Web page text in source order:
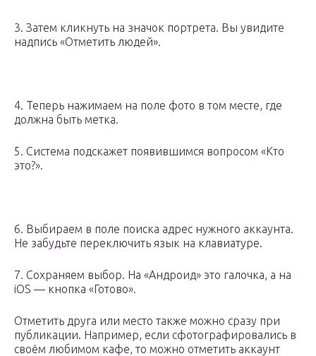
3. Затем кликнуть на значок портрета. Вы увидите
надпись «Отметить людей».
4. Теперь нажимаем на поле фото в том месте, где
должна быть метка.
5. Система подскажет появившимся вопросом «Кто
это?».
6. Выбираем в поле поиска адрес нужного аккаунта.
Не забудьте переключить язык на клавиатуре.
7. Сохраняем выбор. На «Андроид» это галочка, а на
iOS — кнопка «Готово».
Отметить друга или место также можно сразу при
публикации. Например, если сфотографировались в
своём любимом кафе, то можно отметить аккаунт